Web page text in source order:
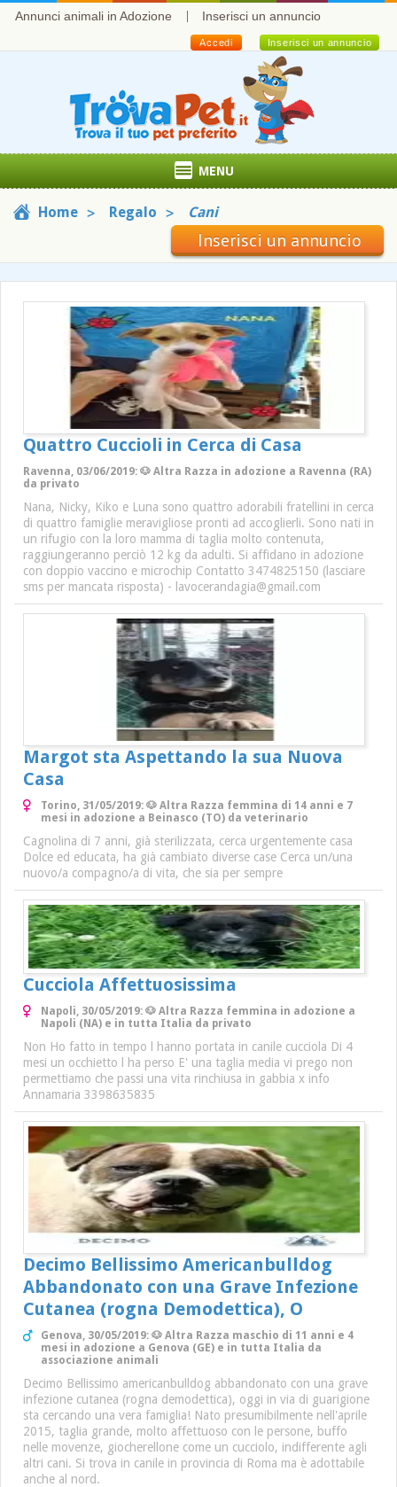
Annunci animali in Adozione Inserisci un annuncio
Inserisci un annuncio
Accedi
MENU
Home Regalo Cani
Inserisci un annuncio
Quattro Cuccioli in Cerca di Casa
Ravenna, 03/06/2019: 🐶 Altra Razza in adozione a Ravenna (RA)
da privato
Nana, Nicky, Kiko e Luna sono quattro adorabili fratellini in cerca
di quattro famiglie meravigliose pronti ad accoglierli. Sono nati in
un rifugio con la loro mamma di taglia molto contenuta,
raggiungeranno perciò 12 kg da adulti. Si affidano in adozione
con doppio vaccino e microchip Contatto 3474825150 (lasciare
sms per mancata risposta) - lavocerandagia@gmail.com
Margot sta Aspettando la sua Nuova
Casa
Torino, 31/05/2019: 🐶 Altra Razza femmina di 14 anni e 7
mesi in adozione a Beinasco (TO) da veterinario
Cagnolina di 7 anni, già sterilizzata, cerca urgentemente casa
Dolce ed educata, ha già cambiato diverse case Cerca un/una
nuovo/a compagno/a di vita, che sia per sempre
Cucciola Affettuosissima
Napoli, 30/05/2019: 🐶 Altra Razza femmina in adozione a
Napoli (NA) e in tutta Italia da privato
Non Ho fatto in tempo l hanno portata in canile cucciola Di 4
mesi un occhietto l ha perso E' una taglia media vi prego non
permettiamo che passi una vita rinchiusa in gabbia x info
Annamaria 3398635835
Decimo Bellissimo Americanbulldog
Abbandonato con una Grave Infezione
Cutanea (rogna Demodettica), O
Genova, 30/05/2019: 🐶 Altra Razza maschio di 11 anni e 4
mesi in adozione a Genova (GE) e in tutta Italia da
associazione animali
Decimo Bellissimo americanbulldog abbandonato con una grave
infezione cutanea (rogna demodettica), oggi in via di guarigione
sta cercando una vera famiglia! Nato presumibilmente nell'aprile
2015, taglia grande, molto affettuoso con le persone, buffo
nelle movenze, giocherellone come un cucciolo, indifferente agli
altri cani. Si trova in canile in provincia di Roma ma è adottabile
anche al nord.